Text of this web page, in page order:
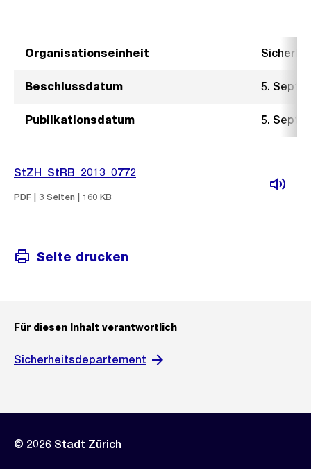
Organisationseinheit
Beschlussdatum 5.
Publikationsdatum 5.
StZH_StRB_2013_0772
PDF | 3 Seiten | 160 KB
Seite drucken
Für diesen Inhalt verantwortlich
Sicherheitsdepartement
© 2026 Stadt Zürich